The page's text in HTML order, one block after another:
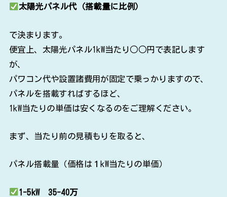
太陽光パネル代（搭載量に比例）
で決まります。
便宜上、太陽光パネル1kW当たり○○円で表記します
が、
パワコン代や設置諸費用が固定で乗っかりますので、
パネルを搭載すればするほど、
1kW当たりの単価は安くなるのをご理解ください。
まず、当たり前の見積もりを取ると、
パネル搭載量（価格は１kW当たりの単価）
1-5kW 35-40万